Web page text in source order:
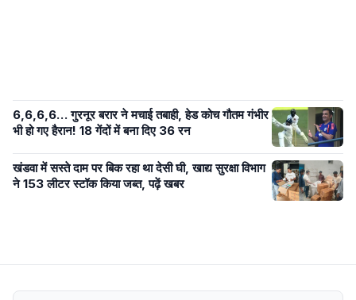
6,6,6,6… गुरनूर बरार ने मचाई तबाही, हेड कोच गौतम गंभीर
भी हो गए हैरान! 18 गेंदों में बना दिए 36 रन
खंडवा में सस्ते दाम पर बिक रहा था देसी घी, खाद्य सुरक्षा विभाग
ने 153 लीटर स्टॉक किया जब्त, पढ़ें खबर